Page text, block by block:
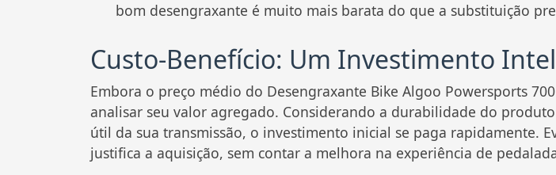
bom desengraxante é muito mais barata do que a substituição
Custo-Benefício: Um Investimento
Embora o preço médio do Desengraxante Bike Algoo Powersports
analisar seu valor agregado. Considerando a durabilidade do
útil da sua transmissão, o investimento inicial se paga rapidamente.
justifica a aquisição, sem contar a melhora na experiência de